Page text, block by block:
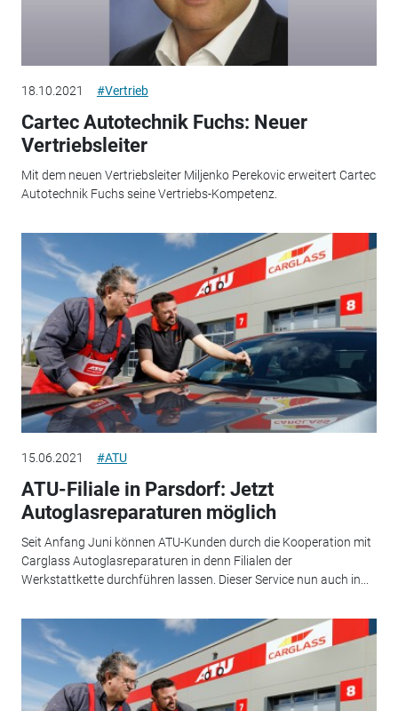
18.10.2021 #Vertrieb
Cartec Autotechnik Fuchs: Neuer
Vertriebsleiter
Mit dem neuen Vertriebsleiter Miljenko Perekovic erweitert Cartec
Autotechnik Fuchs seine Vertriebs-Kompetenz.
15.06.2021 #ATU
ATU-Filiale in Parsdorf: Jetzt
Autoglasreparaturen möglich
Seit Anfang Juni können ATU-Kunden durch die Kooperation mit
Carglass Autoglasreparaturen in denn Filialen der
Werkstattkette durchführen lassen. Dieser Service nun auch in...